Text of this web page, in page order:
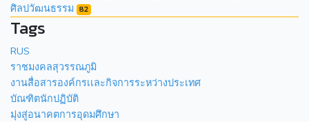
ศิลปวัฒนธรรม 82
Tags
RUS
ราชมงคลสุวรรณภูมิ
งานสื่อสารองค์กรเเละกิจการระหว่างประเทศ
บัณฑิตนักปฏิบัติ
มุ่งสู่อนาคตการอุดมศึกษา